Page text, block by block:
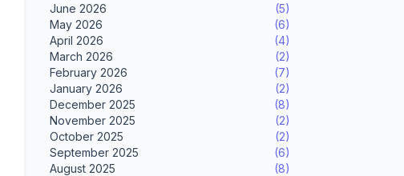
June 2026
(5)
May 2026
(6)
April 2026
(4)
March 2026
(2)
February 2026
(7)
January 2026
(2)
December 2025
(8)
November 2025
(2)
October 2025
(2)
September 2025
(6)
August 2025
(8)